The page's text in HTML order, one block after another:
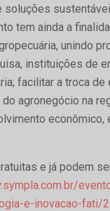
soluções
tem ainda a
unindo
instituições de
facilitar a troca de
agronegócio na
econômico,
e já podem
e-inovacao-fati/